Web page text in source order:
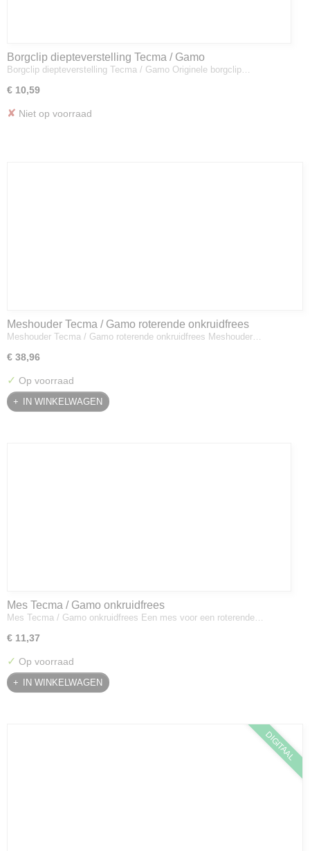
Borgclip diepteverstelling Tecma / Gamo
Borgclip diepteverstelling Tecma / Gamo Originele borgclip…
€ 10,59
✘ Niet op voorraad
Meshouder Tecma / Gamo roterende onkruidfrees
Meshouder Tecma / Gamo roterende onkruidfrees Meshouder…
€ 38,96
✓ Op voorraad
IN WINKELWAGEN
Mes Tecma / Gamo onkruidfrees
Mes Tecma / Gamo onkruidfrees Een mes voor een roterende…
€ 11,37
✓ Op voorraad
IN WINKELWAGEN
DIGITAAL